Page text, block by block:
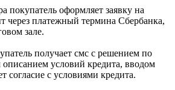
покупатель оформляет заявку на
через платежный термина Сбербанка,
зале.
получает смс с решением по
условий кредита, вводом
согласие с условиями кредита.